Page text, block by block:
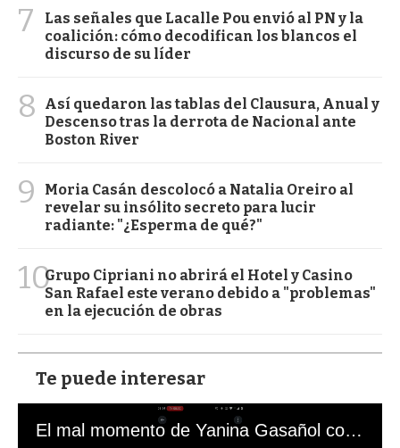
7
Las señales que Lacalle Pou envió al PN y la
coalición: cómo decodifican los blancos el
discurso de su líder
8
Así quedaron las tablas del Clausura, Anual y
Descenso tras la derrota de Nacional ante
Boston River
9
Moria Casán descolocó a Natalia Oreiro al
revelar su insólito secreto para lucir
radiante: "¿Esperma de qué?"
10Grupo Cipriani no abrirá el Hotel y Casino
San Rafael este verano debido a "problemas"
en la ejecución de obras
Te puede interesar
El mal momento de Yanina Gasañol con un hincha argentino en "Subrayado"